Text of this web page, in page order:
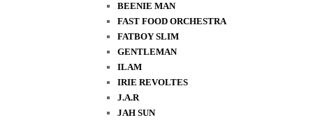
BEENIE MAN
FAST FOOD ORCHESTRA
FATBOY SLIM
GENTLEMAN
ILAM
IRIE REVOLTES
J.A.R
JAH SUN